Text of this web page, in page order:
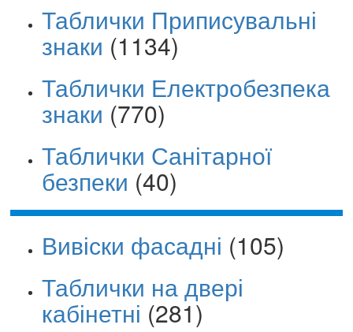
Таблички Приписувальні
знаки (1134)
Таблички Електробезпека
знаки (770)
Таблички Санітарної
безпеки (40)
Вивіски фасадні (105)
Таблички на двері
кабінетні (281)